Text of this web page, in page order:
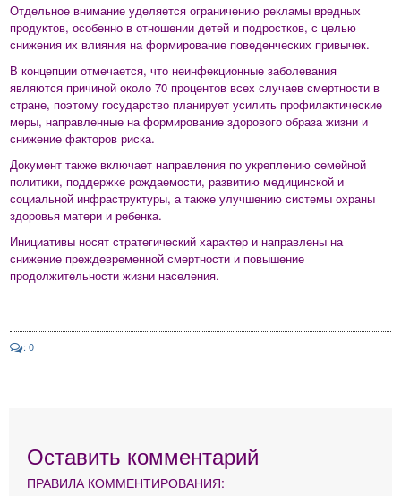
Отдельное внимание уделяется ограничению рекламы вредных
продуктов, особенно в отношении детей и подростков, с целью
снижения их влияния на формирование поведенческих привычек.
В концепции отмечается, что неинфекционные заболевания
являются причиной около 70 процентов всех случаев смертности в
стране, поэтому государство планирует усилить профилактические
меры, направленные на формирование здорового образа жизни и
снижение факторов риска.
Документ также включает направления по укреплению семейной
политики, поддержке рождаемости, развитию медицинской и
социальной инфраструктуры, а также улучшению системы охраны
здоровья матери и ребенка.
Инициативы носят стратегический характер и направлены на
снижение преждевременной смертности и повышение
продолжительности жизни населения.
: 0
Оставить комментарий
ПРАВИЛА КОММЕНТИРОВАНИЯ: